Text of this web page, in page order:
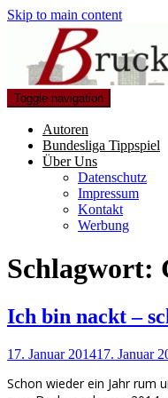
Skip to main content
Toggle navigation
Autoren
Bundesliga Tippspiel
Über Uns
Datenschutz
Impressum
Kontakt
Werbung
Schlagwort:
Ich bin nackt –
17. Januar 201417. Januar
Schon wieder ein Jahr rum